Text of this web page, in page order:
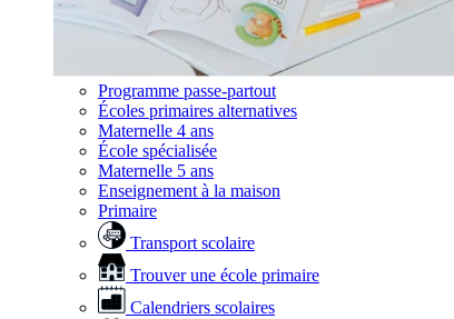
Programme passe-partout
Écoles primaires alternatives
Maternelle 4 ans
École spécialisée
Maternelle 5 ans
Enseignement à la maison
Primaire
Transport scolaire
Trouver une école primaire
Calendriers scolaires